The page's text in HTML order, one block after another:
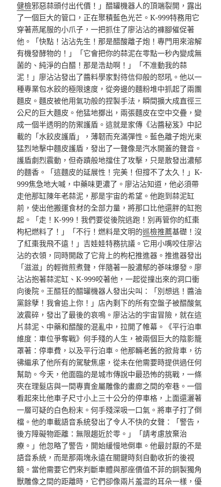
健檢邪惡蒜頭付出代價！」醋罐機器人的頂端裂開，露出
了一個巨大的管口，正在聚積藍色光芒。K-999特務用它
穿著燕尾服的小爪子，一把抓住了廖沾沾的褲腳催促著
他。「快點！沾沾先生！那是醋酸離子炮！專門用來溶解
有機發酵物的！」「它會把你的蒜泥在零點一秒內變成無
菌的、純淨的白醋！那是浩劫啊！」「不准動我的蒜
泥！」廖沾沾發出了醬料學家對待信仰般的怒吼。他以一
種專業包水餃的極限速度，從旁邊的麵粉堆中抓起了兩團
麵皮。麵皮被他用氣功般的捏製手法，瞬間擴大成直徑三
公尺的巨大麵皮。他猛地擲出，兩張麵皮在空中交疊，變
成一個半透明的防禦護盾。這就是家傳《沾醬秘笈》中記
載的「水餃皮護盾」，薄韌而充滿彈性。藍色離子炮光束
猛烈地擊中麵皮護盾，發出了一聲像是汽水開蓋的聲音。
護盾劇烈震動，但奇蹟般地擋住了攻擊，只是散發出濃郁
的麵香。「這麵皮的延展性！完美！但撐不了太久！」K-
999焦急地大喊，中藥味更濃了。廖沾沾知道，他必須帶
走他那缸陳年老蒜泥，那是宇宙的希望。他跑到蒜泥缸
前，使出他搬運食材的全部力量，將那口比他還胖的缸抱
起。「走！K-999！我們要從後院逃跑！別再管你的紅棗
枸杞燃料了！」「不行！燃料是文明的巡檢推薦基礎！沒
了紅棗我飛不遠！」吉娃娃特務抗議。它用小嘴咬住廖沾
沾的衣領，同時開啟了它背上的枸杞推進器。推進器發出
「滋滋」的輕微煎煮聲，伴隨著一股濃郁的蔘味爆發。廖
沾沾抱著蒜泥缸、K-999咬著他，一起從撞出來的洞口衝
向後院。王醋狂的醋罐機器人發出尖叫：「別想逃！醬油
黨餘孽！我會追上你！」店內剩下的所有空盤子被醋酸氣
波震碎，發出了最後的哀鳴。廖沾沾的宇宙冒險，就在這
片蒜泥、中藥和醋酸的混亂中，拉開了帷幕。《平行泊車
維度：車位爭奪戰》何手殘的人生，被兩個巨大的陰影籠
罩著：停車費，以及平行泊車。他那輛老舊的掀背車，彷
彿繼承了他所有的駕駛焦慮，從未在他需要時提供過任何
幫助。今天，他面臨的是城市傳說中最恐怖的挑戰，一條
夾在理髮店與一間專賣金屬雕像的畫廊之間的窄巷。一個
看起來比他車子尺寸小上三十公分的停車格，上面還灑著
一層可疑的白色粉末。何手殘深吸一口氣。將車子打了倒
檔。他的車載語音系統發出了令人不快的女聲：「警告，
後方障礙物距離：無限趨近於零。」「請考慮放棄治
療。」他忽略了警告，開始緩慢地倒車。他最討厭的不是
語音系統，而是那兩塊永遠在關鍵時刻自動收折的後視
鏡。當他需要它們來判斷車體與那座價值不菲的銅製獨角
獸雕像之間的距離時，它們卻像兩片羞澀的耳朵一樣，優